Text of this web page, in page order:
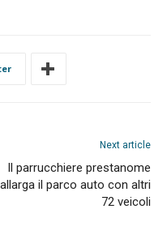
Next article
Il parrucchiere prestanome
allarga il parco auto con altri
72 veicoli